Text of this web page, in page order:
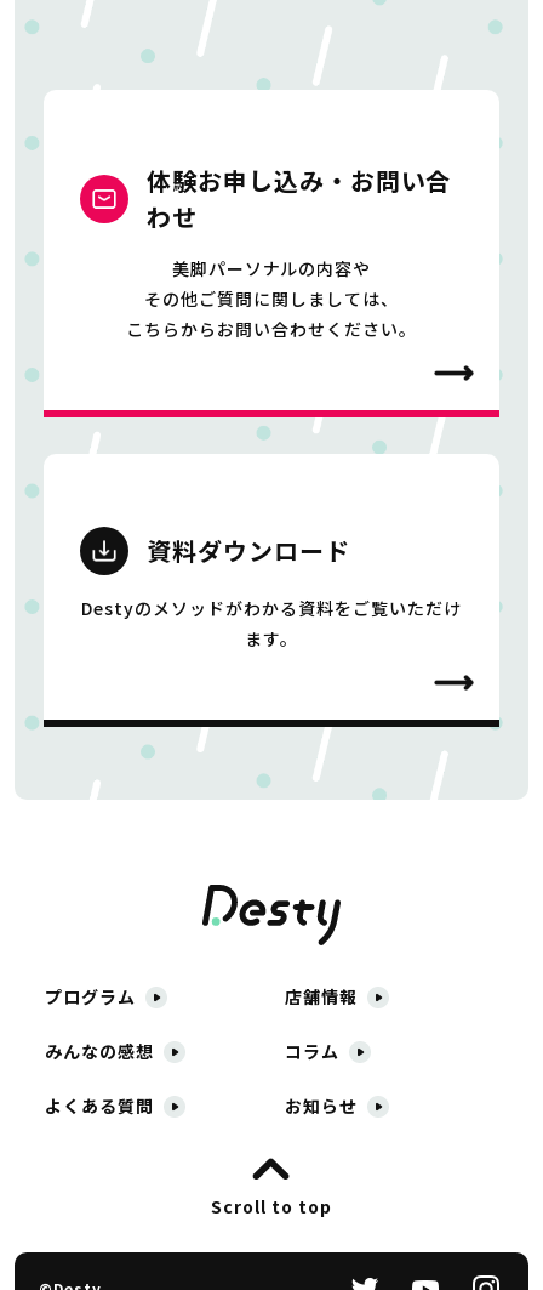
体験お申し込み・お問い合
わせ
美脚パーソナルの内容や
その他ご質問に関しましては、
こちらからお問い合わせください。
資料ダウンロード
Destyのメソッドがわかる資料をご覧いただけ
ます。
プログラム 店舗情報
みんなの感想 コラム
よくある質問 お知らせ
Scroll to top